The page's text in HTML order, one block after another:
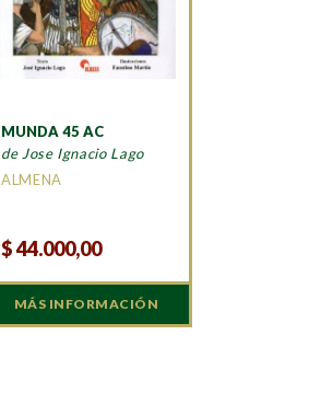
MUNDA 45 AC
de Jose Ignacio Lago
ALMENA
$44.000,00
MÁS INFORMACIÓN